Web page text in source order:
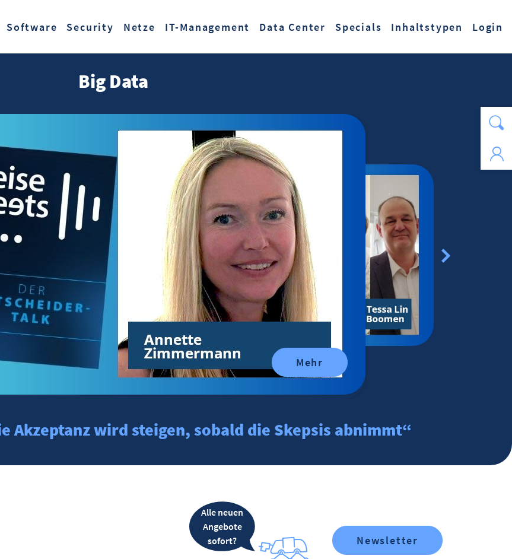
Software Security Netze IT-Management Data Center Specials Inhaltstypen Login
Big Data
Mehr
Akzeptanz wird steigen, sobald die Skepsis abnimmt“
Alle neuen
Angebote
sofort?
Newsletter